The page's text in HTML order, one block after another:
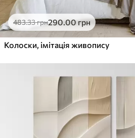
483.33грн290.00грн
Колоски, імітація живопису